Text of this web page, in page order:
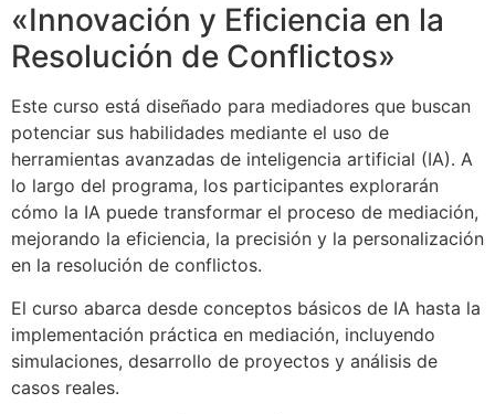
«Innovación y Eficiencia en la
Resolución de Conflictos»
Este curso está diseñado para mediadores que buscan
potenciar sus habilidades mediante el uso de
herramientas avanzadas de inteligencia artificial (IA). A
lo largo del programa, los participantes explorarán
cómo la IA puede transformar el proceso de mediación,
mejorando la eficiencia, la precisión y la personalización
en la resolución de conflictos.
El curso abarca desde conceptos básicos de IA hasta la
implementación práctica en mediación, incluyendo
simulaciones, desarrollo de proyectos y análisis de
casos reales.